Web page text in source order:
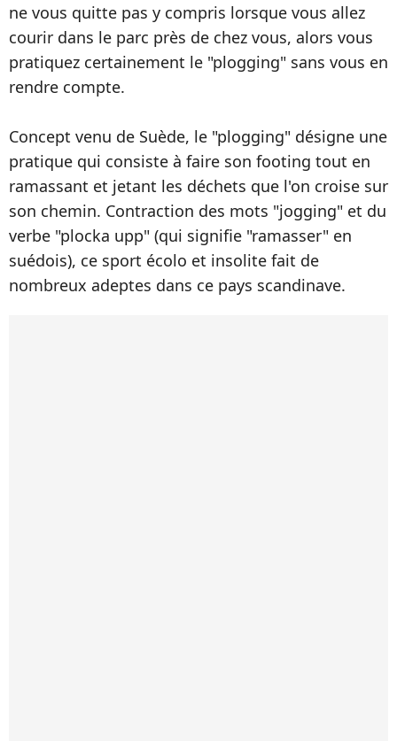
ne vous quitte pas y compris lorsque vous allez
courir dans le parc près de chez vous, alors vous
pratiquez certainement le "plogging" sans vous en
rendre compte.
Concept venu de Suède, le "plogging" désigne une
pratique qui consiste à faire son footing tout en
ramassant et jetant les déchets que l'on croise sur
son chemin. Contraction des mots "jogging" et du
verbe "plocka upp" (qui signifie "ramasser" en
suédois), ce sport écolo et insolite fait de
nombreux adeptes dans ce pays scandinave.